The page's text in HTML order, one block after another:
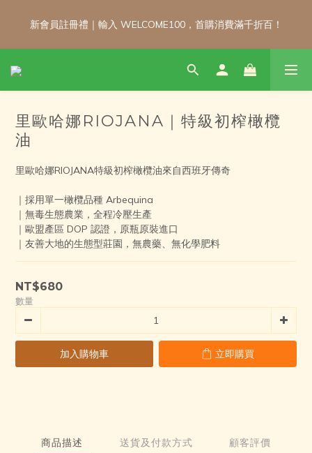
新會員註冊禮｜輸入 WELCOME100，首購消費滿千折百！
新會員註冊禮｜輸入 WELCOME100，首購消費滿千折百！
\ 免運門檻調整公告 / 6月1日起，常溫商品消費滿2,000免運！低溫
新會員註冊禮｜輸入 WELCOME100，首購消費滿千折百！
里歐哈娜RIOJANA｜特級初榨橄欖
油
里歐哈娜RIOJANA特級初榨橄欖油來自西班牙傳奇
｜採用單一橄欖品種 Arbequina
｜無毒生態農業，全程冷壓生產
｜歐盟產區 DOP 認證，原瓶原裝進口
｜友善大地的生態型莊園，無農藥、無化學肥料
NT$680
數量
加入購物車 立即購買
商品描述 送貨及付款方式 顧客評價